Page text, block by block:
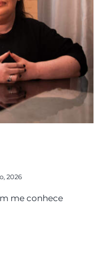
2026
me conhece